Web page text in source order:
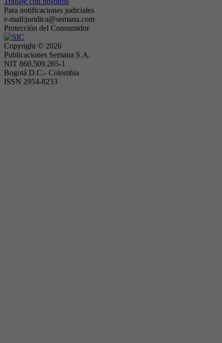
Para notificaciones judiciales
e-mail:juridica@semana.com
Protección del Consumidor
Copyright © 2026
Publicaciones Semana S.A.
NIT 860.509.265-1
Bogotá D.C.- Colombia
ISSN 2954-8233